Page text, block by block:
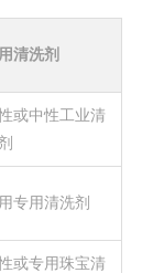
清洗剂
或中性工业清
专用清洗剂
或专用珠宝清